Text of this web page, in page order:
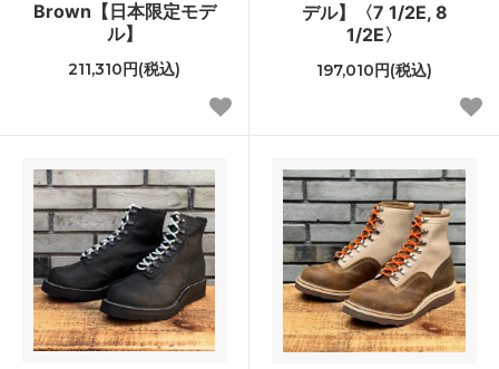
Brown【日本限定モデ
ル】
211,310円(税込)
デル】〈7 1/2E, 8
1/2E〉
197,010円(税込)